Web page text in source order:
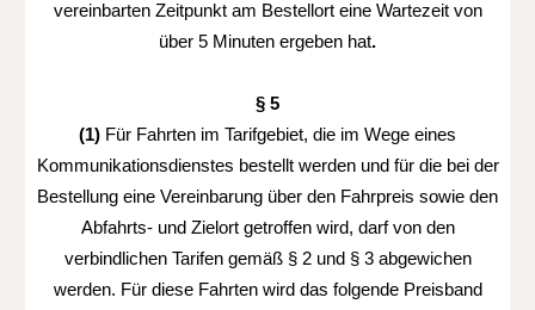
vereinbarten Zeitpunkt am Bestellort eine Wartezeit von
über 5 Minuten ergeben hat.
§ 5
(1) Für Fahrten im Tarifgebiet, die im Wege eines
Kommunikationsdienstes bestellt werden und für die bei der
Bestellung eine Vereinbarung über den Fahrpreis sowie den
Abfahrts- und Zielort getroffen wird, darf von den
verbindlichen Tarifen gemäß § 2 und § 3 abgewichen
werden. Für diese Fahrten wird das folgende Preisband